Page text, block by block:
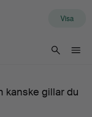
Visa
kanske gillar du